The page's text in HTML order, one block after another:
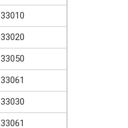
33010
33020
33050
33061
33030
33061